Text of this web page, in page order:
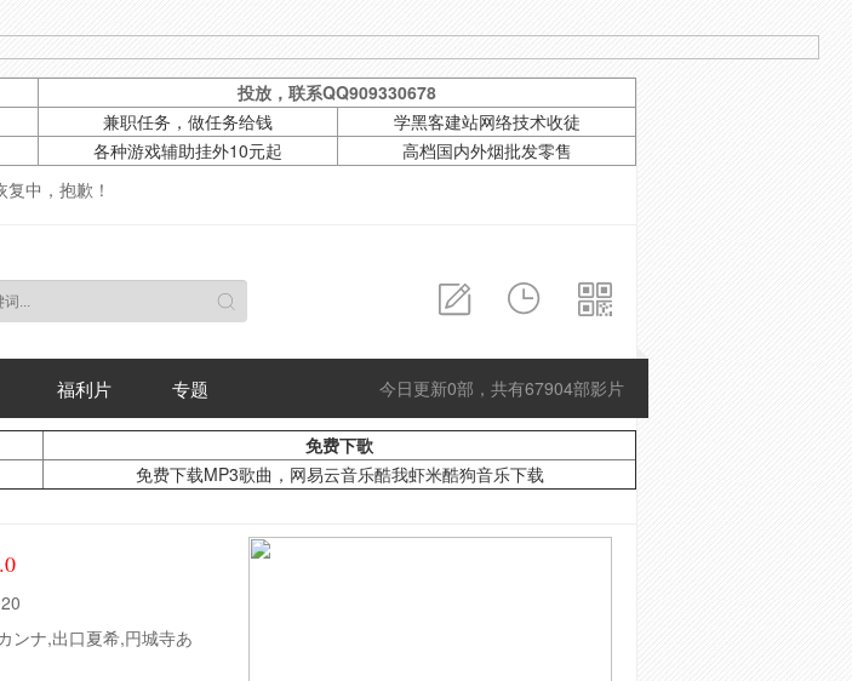
投放，联系QQ909330678
兼职任务，做任务给钱
学黑客建站网络技术收徒
各种游戏辅助挂外10元起
高档国内外烟批发零售
中，抱歉！
今日更新0部，共有67904部影片
福利片 专题
免费下歌
免费下载MP3歌曲，网易云音乐酷我虾米酷狗音乐下载
ンナ,出口夏希,円城寺あ